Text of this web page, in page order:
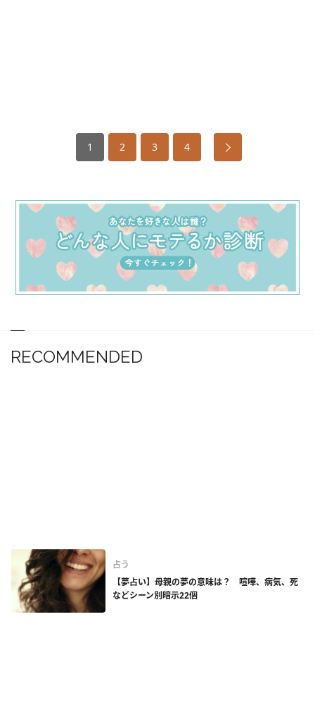
1 2 3 4
RECOMMENDED
占う
【夢占い】母親の夢の意味は？ 喧嘩、病気、死
などシーン別暗示22個